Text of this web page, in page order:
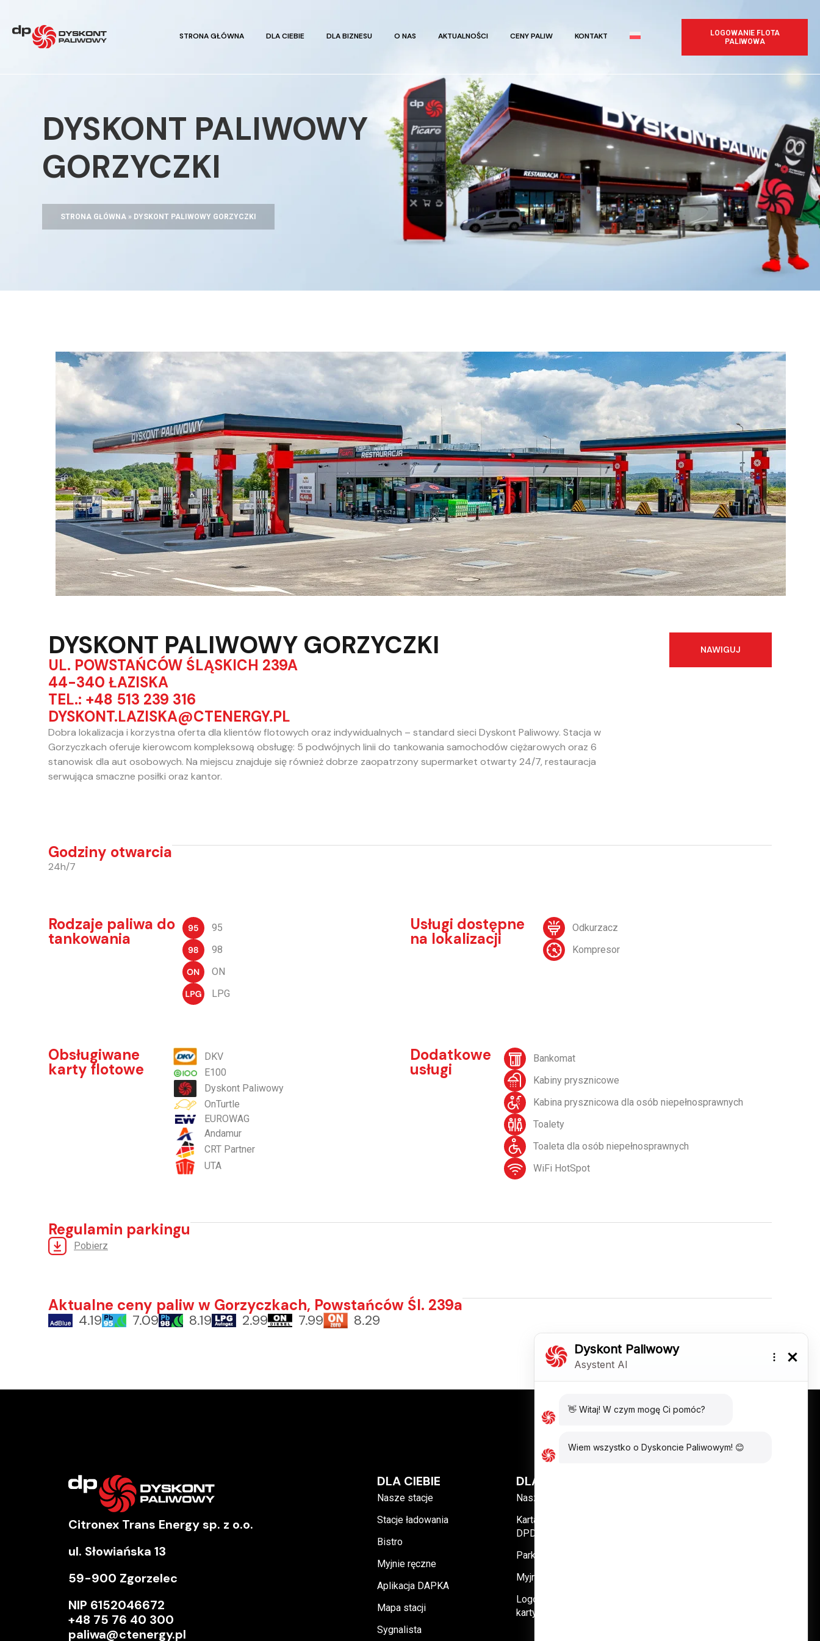
STRONA GŁÓWNA DLA CIEBIE DLA BIZNESU O NAS AKTUALNOŚCI CENY PALIW KONTAKT
LOGOWANIE FLOTA
PALIWOWA
DYSKONT PALIWOWY
GORZYCZKI
STRONA GŁÓWNA » DYSKONT PALIWOWY GORZYCZKI
DYSKONT PALIWOWY GORZYCZKI
UL. POWSTAŃCÓW ŚLĄSKICH 239A
44-340 ŁAZISKA
TEL.: +48 513 239 316
DYSKONT.LAZISKA@CTENERGY.PL
Dobra lokalizacja i korzystna oferta dla klientów flotowych oraz indywidualnych – standard sieci Dyskont Paliwowy. Stacja w
Gorzyczkach oferuje kierowcom kompleksową obsługę: 5 podwójnych linii do tankowania samochodów ciężarowych oraz 6
stanowisk dla aut osobowych. Na miejscu znajduje się również dobrze zaopatrzony supermarket otwarty 24/7, restauracja
serwująca smaczne posiłki oraz kantor.
NAWIGUJ
Godziny otwarcia
24h/7
Rodzaje paliwa do
tankowania
95
98
ON
LPG
Usługi dostępne
na lokalizacji
Odkurzacz
Kompresor
Obsługiwane
karty flotowe
DKV
E100
Dyskont Paliwowy
OnTurtle
EUROWAG
Andamur
CRT Partner
UTA
Dodatkowe
usługi
Bankomat
Kabiny prysznicowe
Kabina prysznicowa dla osób niepełnosprawnych
Toalety
Toaleta dla osób niepełnosprawnych
WiFi HotSpot
Regulamin parkingu
Pobierz
Aktualne ceny paliw w Gorzyczkach, Powstańców Śl. 239a
4.19 7.09 8.19 2.99 7.99 8.29
Citronex Trans Energy sp. z o.o.
ul. Słowiańska 13
59-900 Zgorzelec
NIP 6152046672
+48 75 76 40 300
paliwa@ctenergy.pl
DLA CIEBIE
Nasze stacje
Stacje ładowania
Bistro
Myjnie ręczne
Aplikacja DAPKA
Mapa stacji
Sygnalista
DLA BIZNESU
Nasze stacje
Karta paliwowa
DPDRIVE
Parkingi TIR
Myjnie TIR
Logowanie do
karty paliwowej